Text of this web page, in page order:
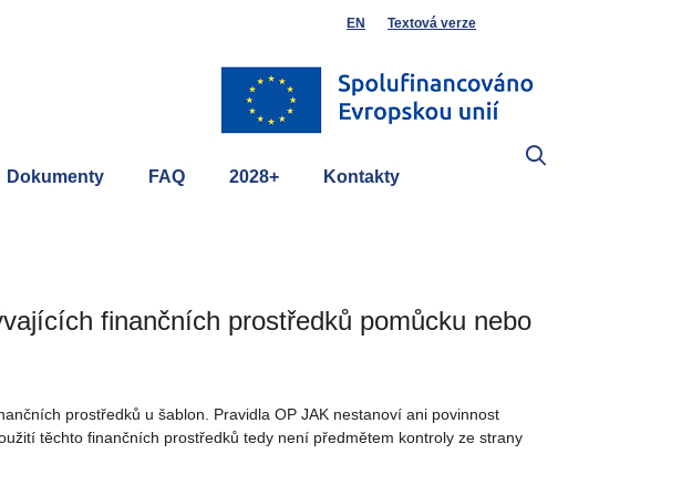
EN Textová verze
Dokumenty FAQ 2028+ Kontakty
finančních prostředků pomůcku nebo
prostředků u šablon. Pravidla OP JAK nestanoví ani povinnost
těchto finančních prostředků tedy není předmětem kontroly ze strany